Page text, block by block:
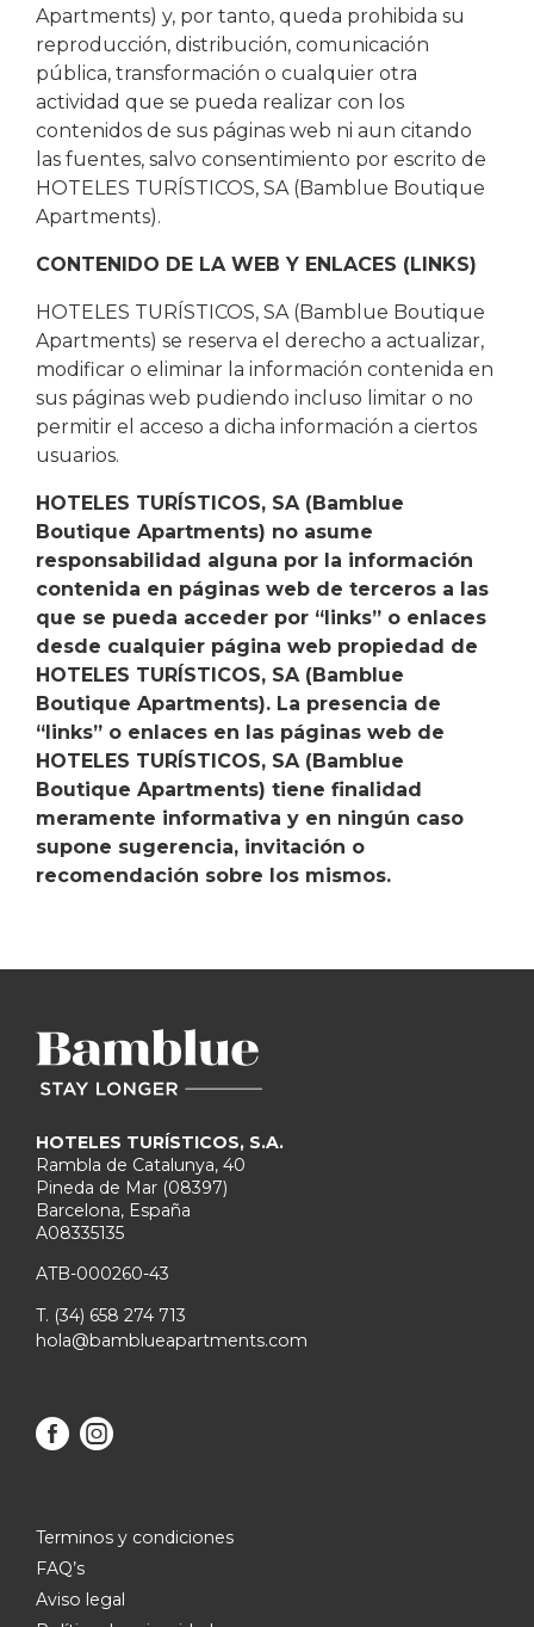
Apartments) y, por tanto, queda prohibida su
reproducción, distribución, comunicación
pública, transformación o cualquier otra
actividad que se pueda realizar con los
contenidos de sus páginas web ni aun citando
las fuentes, salvo consentimiento por escrito de
HOTELES TURÍSTICOS, SA (Bamblue Boutique
Apartments).
CONTENIDO DE LA WEB Y ENLACES (LINKS)
HOTELES TURÍSTICOS, SA (Bamblue Boutique
Apartments) se reserva el derecho a actualizar,
modificar o eliminar la información contenida en
sus páginas web pudiendo incluso limitar o no
permitir el acceso a dicha información a ciertos
usuarios.
HOTELES TURÍSTICOS, SA (Bamblue
Boutique Apartments) no asume
responsabilidad alguna por la información
contenida en páginas web de terceros a las
que se pueda acceder por “links” o enlaces
desde cualquier página web propiedad de
HOTELES TURÍSTICOS, SA (Bamblue
Boutique Apartments). La presencia de
“links” o enlaces en las páginas web de
HOTELES TURÍSTICOS, SA (Bamblue
Boutique Apartments) tiene finalidad
meramente informativa y en ningún caso
supone sugerencia, invitación o
recomendación sobre los mismos.
HOTELES TURÍSTICOS, S.A.
Rambla de Catalunya, 40
Pineda de Mar (08397)
Barcelona, España
A08335135
ATB-000260-43
T. (34) 658 274 713
hola@bamblueapartments.com
Terminos y condiciones
FAQ’s
Aviso legal